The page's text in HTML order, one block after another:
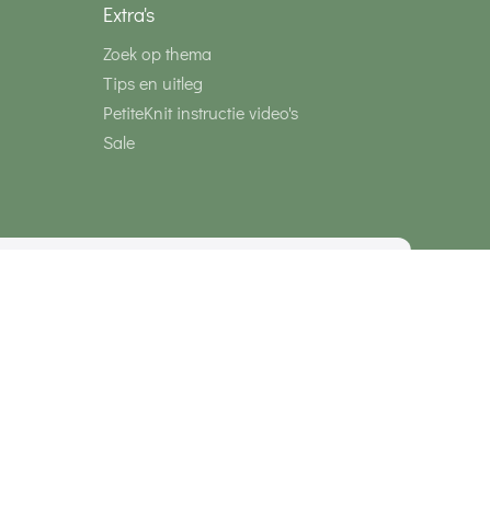
Extra's
Zoek op thema
Tips en uitleg
PetiteKnit instructie video's
Sale